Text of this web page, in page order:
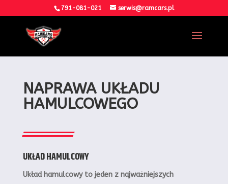
791-081-021 serwis@ramcars.pl
NAPRAWA UKŁADU
HAMULCOWEGO
UKŁAD HAMULCOWY
Układ hamulcowy to jeden z najważniejszych